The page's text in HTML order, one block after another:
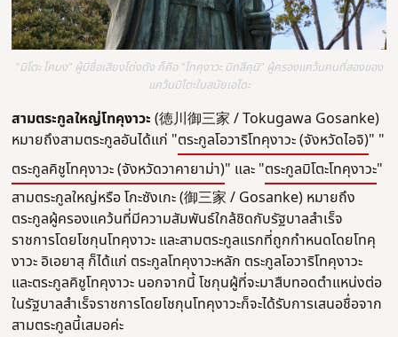
"มิโตะ โคมง" ผู้มีชื่อเสียงโด่งดัง ก็คือ "โทคุงาวะ มิทสึคุนิ" ผู้ครองแคว้นคนที่สองของ
แคว้นมิโตะในสมัยเอโดะ
สามตระกูลใหญ่โทคุงาวะ (徳川御三家 / Tokugawa Gosanke)
หมายถึงสามตระกูลอันได้แก่ "ตระกูลโอวาริโทคุงาวะ (จังหวัดไอจิ)" "
ตระกูลคิชูโทคุงาวะ (จังหวัดวาคายาม่า)" และ "ตระกูลมิโตะโทคุงาวะ"
สามตระกูลใหญ่หรือ โกะซังเกะ (御三家 / Gosanke) หมายถึง
ตระกูลผู้ครองแคว้นที่มีความสัมพันธ์ใกล้ชิดกับรัฐบาลสำเร็จ
ราชการโดยโชกุนโทคุงาวะ และสามตระกูลแรกที่ถูกกำหนดโดยโทคุ
งาวะ อิเอยาสุ ก็ได้แก่ ตระกูลโทคุงาวะหลัก ตระกูลโอวาริโทคุงาวะ
และตระกูลคิชูโทคุงาวะ นอกจากนี้ โชกุนผู้ที่จะมาสืบทอดตำแหน่งต่อ
ในรัฐบาลสำเร็จราชการโดยโชกุนโทคุงาวะก็จะได้รับการเสนอชื่อจาก
สามตระกูลนี้เสมอค่ะ